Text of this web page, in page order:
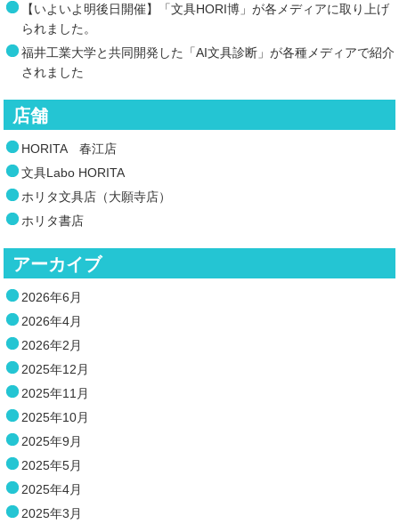
【いよいよ明後日開催】「文具HORI博」が各メディアに取り上げ
られました。
福井工業大学と共同開発した「AI文具診断」が各種メディアで紹介
されました
店舗
HORITA 春江店
文具Labo HORITA
ホリタ文具店（大願寺店）
ホリタ書店
アーカイブ
2026年6月
2026年4月
2026年2月
2025年12月
2025年11月
2025年10月
2025年9月
2025年5月
2025年4月
2025年3月